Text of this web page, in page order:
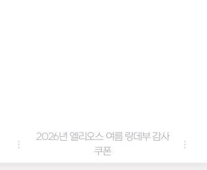
2026년 엘리오스 여름 랑데부 감사
쿠폰